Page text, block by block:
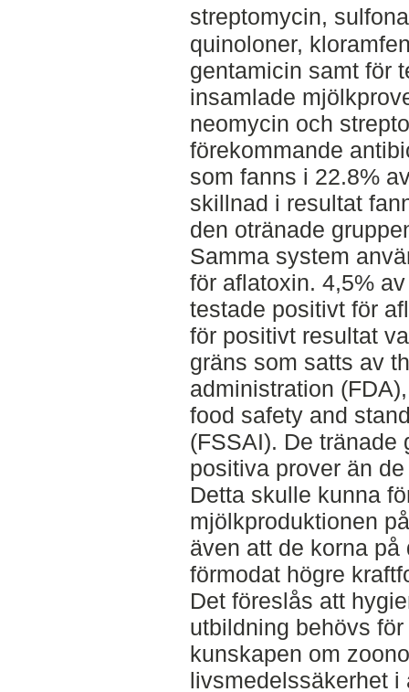
streptomycin,
quinoloner,
gentamicin samt för
insamlade
neomycin och
förekommande
som fanns i 22.8%
skillnad i resultat
den otränade
Samma system
för aflatoxin. 4,5%
testade positivt för
för positivt resultat
gräns som satts av
administration
food safety and
(FSSAI). De tränade
positiva prover än
Detta skulle kunna
mjölkproduktionen
även att de korna på
förmodat högre
Det föreslås att
utbildning behövs
kunskapen om
livsmedelssäkerhet i